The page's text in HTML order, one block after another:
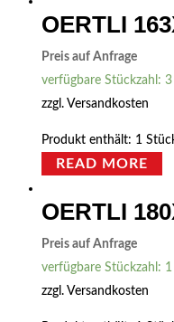
OERTLI
Preis auf Anfrage
verfügbare Stückzahl: 3
zzgl.Versandkosten
Produkt enthält: 1
READ MORE
OERTLI
Preis auf Anfrage
verfügbare Stückzahl: 1
zzgl.Versandkosten